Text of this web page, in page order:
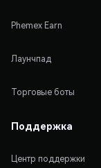
Phemex Earn
Лаунчпад
Торговые боты
Поддержка
Центр поддержки